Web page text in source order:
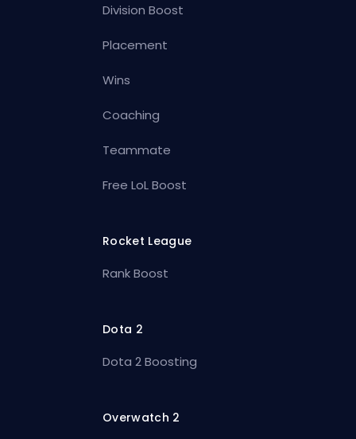
Division Boost
Placement
Wins
Coaching
Teammate
Free LoL Boost
Rocket League
Rank Boost
Dota 2
Dota 2 Boosting
Overwatch 2